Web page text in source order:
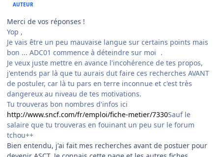
AUTEUR
Merci de vos réponses !
Yop ,
Je vais être un peu mauvaise langue sur certains points mais
bon ... ADC01 commence à déteindre sur moi .
Je veux juste mettre en avance l'incohérence de tes propos,
j'entends par là que tu aurais dut faire ces recherches AVANT
de postuler, car là tu pars en terre inconnue et c'est très
dangereux au niveau de tes motivations.
Tu trouveras bon nombres d'infos ici
http://www.sncf.com/fr/emploi/fiche-metier/7330Sauf le
salaire que tu trouveras en fouinant un peu sur le forum
tchou++
Bien entendu, j'ai fait mes recherches avant de postuer pour